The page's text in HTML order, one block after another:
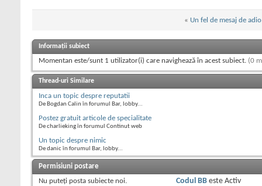
« Un fel de mesaj de adio
Informații subiect
Momentan este/sunt 1 utilizator(i) care navighează în acest subiect. (0
Thread-uri Similare
Inca un topic despre reputatii
De Bogdan Calin în forumul Bar, lobby...
Postez gratuit articole de specialitate
De charlieking în forumul Continut web
Un topic despre nimic
De danic în forumul Bar, lobby...
Permisiuni postare
Nu puteţi posta subiecte noi.
Codul BBeste Activ